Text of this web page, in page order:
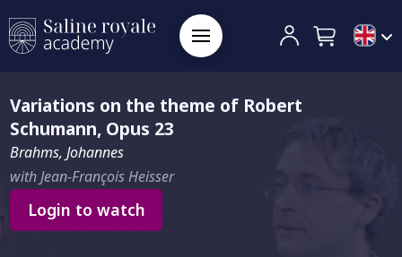
Variations on the theme of Robert
Schumann, Opus 23
Brahms, Johannes
with Jean-François Heisser
Login to watch